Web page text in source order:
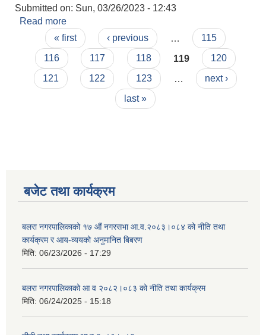
Submitted on: Sun, 03/26/2023 - 12:43
Read more
सम्बन्धी सूचना ।
Pages« first ‹ previous
115
116
117 118 119
120
121
122 123
next ›
last »
बजेट तथा कार्यक्रम
बलरा नगरपालिकाको १७ औं नगरसभा आ.व.२०८३।०८४ को नीति तथा
कार्यक्रम र आय-व्ययको अनुमानित बिबरण
मिति: 06/23/2026 - 17:29
बलरा नगरपालिकाको आ व २०८२।०८३ को नीति तथा कार्यक्रम
मिति: 06/24/2025 - 15:18